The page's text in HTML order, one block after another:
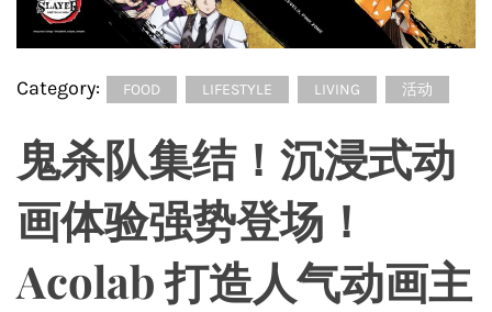
Category: FOOD LIFESTYLE LIVING 活动
鬼杀队集结！沉浸式动
画体验强势登场！
Acolab 打造人气动画主